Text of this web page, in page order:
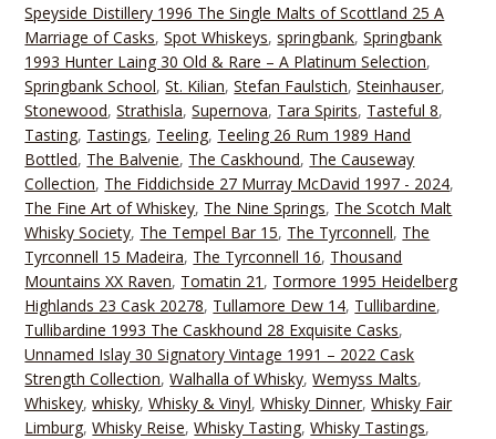
Speyside Distillery 1996 The Single Malts of Scottland 25 A
Marriage of Casks,Spot Whiskeys,springbank,Springbank
1993 Hunter Laing 30 Old & Rare – A Platinum Selection,
Springbank School,St. Kilian,Stefan Faulstich,Steinhauser,
Stonewood,Strathisla,Supernova, Tara Spirits, Tasteful 8,
Tasting, Tastings, Teeling, Teeling 26 Rum 1989 Hand
Bottled, The Balvenie, The Caskhound, The Causeway
Collection, The Fiddichside 27 Murray McDavid 1997 - 2024,
The Fine Art of Whiskey, The Nine Springs, The Scotch Malt
Whisky Society, The Tempel Bar 15, The Tyrconnell, The
Tyrconnell 15 Madeira, The Tyrconnell 16, Thousand
Mountains XX Raven, Tomatin 21 , Tormore 1995 Heidelberg
Highlands 23 Cask 20278, Tullamore Dew 14, Tullibardine,
Tullibardine 1993 The Caskhound 28 Exquisite Casks,
Unnamed Islay 30 Signatory Vintage 1991 – 2022 Cask
Strength Collection,Walhalla of Whisky,Wemyss Malts,
Whiskey,whisky,Whisky & Vinyl,Whisky Dinner,Whisky Fair
Limburg,Whisky Reise,Whisky Tasting,Whisky Tastings,